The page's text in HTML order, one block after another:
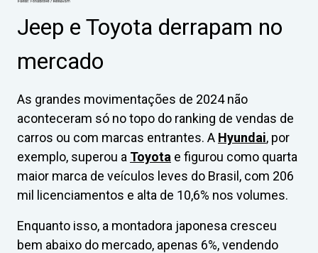
Jeep e Toyota derrapam no
mercado
As grandes movimentações de 2024 não
aconteceram só no topo do ranking de vendas de
carros ou com marcas entrantes. A Hyundai, por
exemplo, superou a Toyota e figurou como quarta
maior marca de veículos leves do Brasil, com 206
mil licenciamentos e alta de 10,6% nos volumes.
Enquanto isso, a montadora japonesa cresceu
bem abaixo do mercado, apenas 6%, vendendo